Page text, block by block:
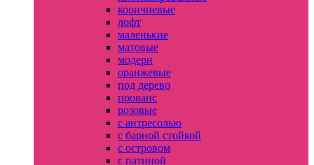
коричневые
лофт
маленькие
матовые
модерн
оранжевые
под дерево
прованс
розовые
с антресолью
с барной стойкой
с островом
с патиной